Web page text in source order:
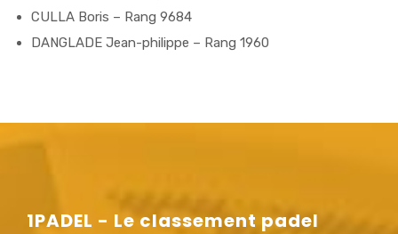
CULLA Boris – Rang 9684
DANGLADE Jean-philippe – Rang 1960
1PADEL - Le classement padel